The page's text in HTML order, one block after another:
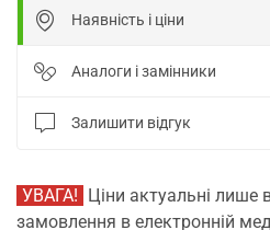
Наявність і ціни
Аналоги і замінники
Залишити відгук
УВАГА! Ціни актуальні лише
замовлення в електронній